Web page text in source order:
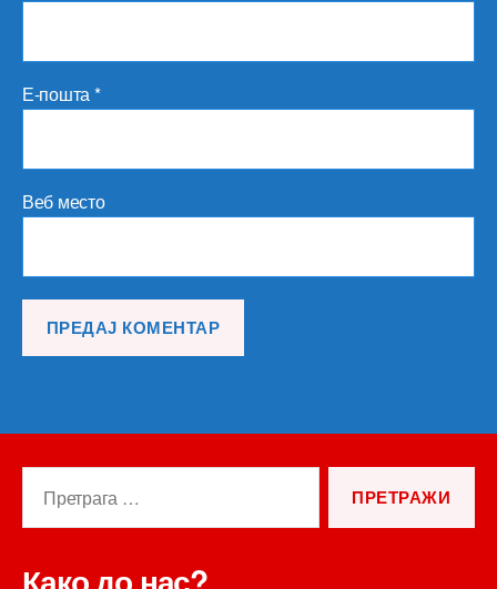
Е-пошта*
Веб место